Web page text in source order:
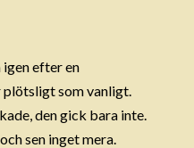
efter en
som vanligt.
den gick bara inte.
sen inget mera.